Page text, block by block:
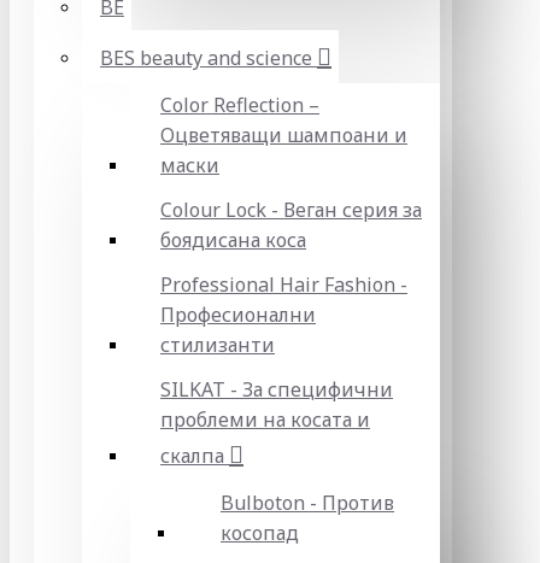
BE
BES beauty and science
Color Reflection –
Оцветяващи шампоани и
маски
Colour Lock - Веган серия за
боядисана коса
Professional Hair Fashion -
Професионални
стилизанти
SILKAT - За специфични
проблеми на косата и
скалпа
Bulboton - Против
косопад